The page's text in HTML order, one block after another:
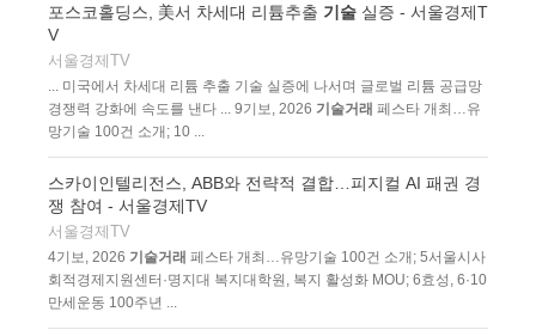
포스코홀딩스, 美서 차세대 리튬추출 기술 실증 - 서울경제T
V
서울경제TV
... 미국에서 차세대 리튬 추출 기술 실증에 나서며 글로벌 리튬 공급망
경쟁력 강화에 속도를 낸다 ... 9기보, 2026 기술거래 페스타 개최…유
망기술 100건 소개; 10 ...
스카이인텔리전스, ABB와 전략적 결합…피지컬 AI 패권 경
쟁 참여 - 서울경제TV
서울경제TV
4기보, 2026 기술거래 페스타 개최…유망기술 100건 소개; 5서울시사
회적경제지원센터·명지대 복지대학원, 복지 활성화 MOU; 6효성, 6·10
만세운동 100주년 ...